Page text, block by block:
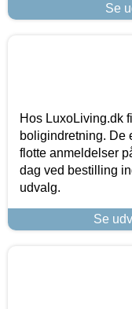
Se
Hos LuxoLiving.dk
boligindretning. De
flotte anmeldelser
dag ved bestilling
udvalg.
Se